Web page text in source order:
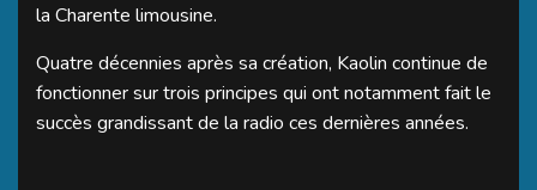
la Charente limousine.
Quatre décennies après sa création, Kaolin continue de
fonctionner sur trois principes qui ont notamment fait le
succès grandissant de la radio ces dernières années.